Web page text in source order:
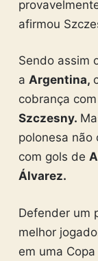
afirmou
Sendo assim
a Argentina,
cobrança
Szczesny.
polonesa não
com gols de
Álvarez.
Defender um
melhor
em uma